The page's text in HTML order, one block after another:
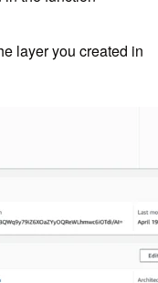
layer you created in